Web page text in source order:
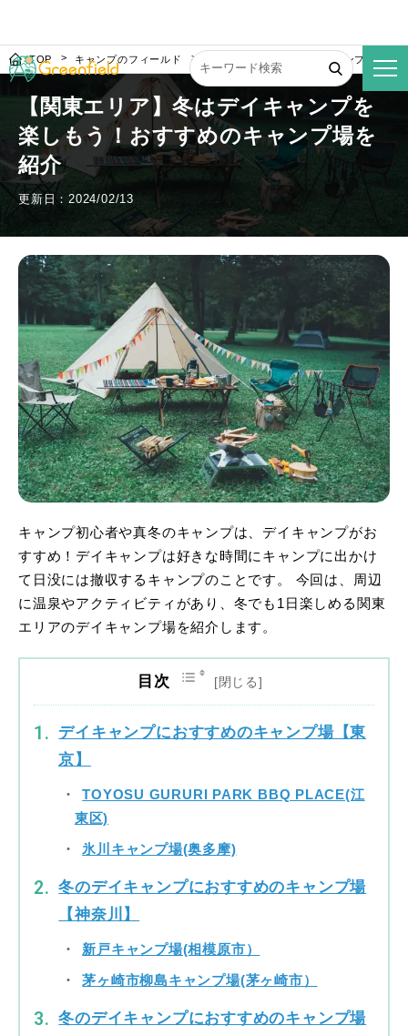
TOP キャンプのフィールド 【関東エリア】冬はデイキャンプを楽し
【関東エリア】冬はデイキャンプを
楽しもう！おすすめのキャンプ場を
紹介
更新日：2024/02/13
キャンプ初心者や真冬のキャンプは、デイキャンプがお
すすめ！デイキャンプは好きな時間にキャンプに出かけ
て日没には撤収するキャンプのことです。 今回は、周辺
に温泉やアクティビティがあり、冬でも1日楽しめる関東
エリアのデイキャンプ場を紹介します。
目次
デイキャンプにおすすめのキャンプ場【東
京】
TOYOSU GURURI PARK BBQ PLACE(江
東区)
氷川キャンプ場(奥多摩)
冬のデイキャンプにおすすめのキャンプ場
【神奈川】
新戸キャンプ場(相模原市）
茅ヶ崎市柳島キャンプ場(茅ヶ崎市）
冬のデイキャンプにおすすめのキャンプ場